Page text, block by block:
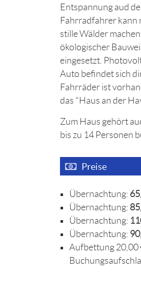
Entspannung aud
Fahrradfahrer kann
stille Wälder
ökologischer
eingesetzt.
Auto befindet sich
Fahrräder ist
das "Haus an der
Zum Haus gehört
bis zu 14 Personen
Preise
Übernachtung:
Übernachtung:
Übernachtung:
Übernachtung:
Aufbettung 20,00